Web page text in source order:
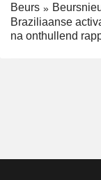
Beurs
Braziliaanse
na onthullend